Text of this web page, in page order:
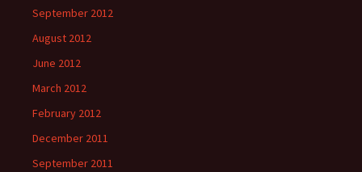
September 2012
August 2012
June 2012
March 2012
February 2012
December 2011
September 2011